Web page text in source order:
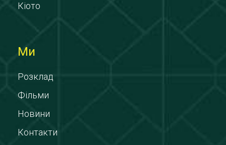
Кіото
Ми
Розклад
Фільми
Новини
Контакти